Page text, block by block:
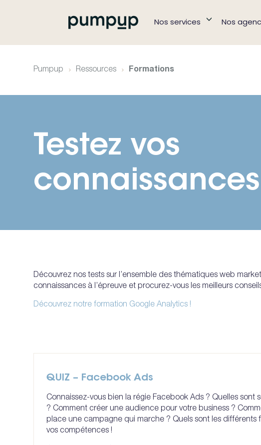
Nos services Nos
Pumpup Ressources Formations
Testez vos
connaissances
Découvrez nos tests sur l’ensemble des thématiques web
connaissances à l’épreuve et procurez-vous les meilleurs
Découvrez notre formation Google Analytics !
QUIZ – Facebook Ads
Connaissez-vous bien la régie Facebook Ads ? Quelles sont
? Comment créer une audience pour votre business ?
place une campagne qui marche ? Quels sont les différents
vos compétences !